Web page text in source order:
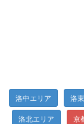
洛中エリア 洛
洛北エリア 京